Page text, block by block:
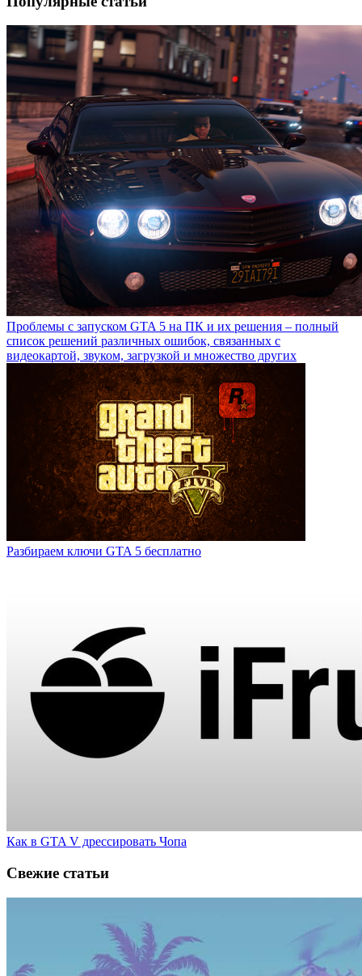
Проблемы с запуском GTA 5 на ПК и их решения – полный
список решений различных ошибок, связанных с
видеокартой, звуком, загрузкой и множество других
Разбираем ключи GTA 5 бесплатно
Как в GTA V дрессировать Чопа
Свежие статьи